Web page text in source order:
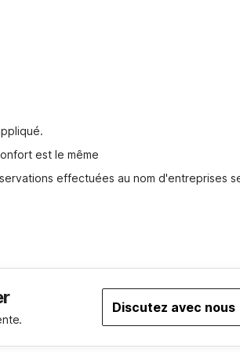
est le même
effectuées au nom d'entreprises
Discutez avec nous